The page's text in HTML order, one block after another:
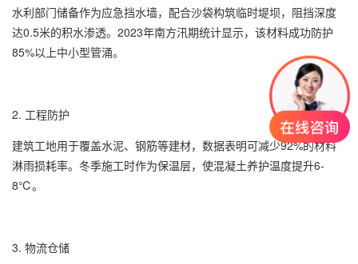
水利部门储备作为应急挡水墙，配合沙袋构筑临时堤坝，阻挡深度
达0.5米的积水渗透。2023年南方汛期统计显示，该材料成功防护
85%以上中小型管涌。
2. 工程防护
建筑工地用于覆盖水泥、钢筋等建材，数据表明可减少92%的材料
淋雨损耗率。冬季施工时作为保温层，使混凝土养护温度提升6-
8℃。
3. 物流仓储